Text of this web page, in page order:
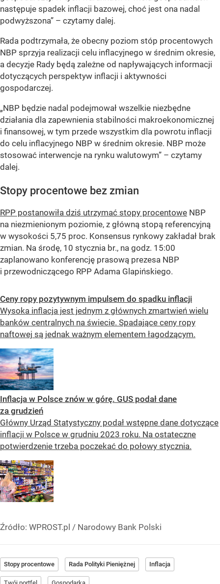
następuje spadek inflacji bazowej, choć jest ona nadal
podwyższona” – czytamy dalej.
Rada podtrzymała, że obecny poziom stóp procentowych
NBP sprzyja realizacji celu inflacyjnego w średnim okresie,
a decyzje Rady będą zależne od napływających informacji
dotyczących perspektyw inflacji i aktywności
gospodarczej.
„NBP będzie nadal podejmował wszelkie niezbędne
działania dla zapewnienia stabilności makroekonomicznej
i finansowej, w tym przede wszystkim dla powrotu inflacji
do celu inflacyjnego NBP w średnim okresie. NBP może
stosować interwencje na rynku walutowym” – czytamy
dalej.
Stopy procentowe bez zmian
RPP postanowiła dziś utrzymać stopy procentowe NBP
na niezmienionym poziomie, z główną stopą referencyjną
w wysokości 5,75 proc. Konsensus rynkowy zakładał brak
zmian. Na środę, 10 stycznia br., na godz. 15:00
zaplanowano konferencję prasową prezesa NBP
i przewodniczącego RPP Adama Glapińskiego.
Ceny ropy pozytywnym impulsem do spadku inflacji
Wysoka inflacja jest jednym z głównych zmartwień wielu
banków centralnych na świecie. Spadające ceny ropy
naftowej są jednak ważnym elementem łagodzącym.
Inflacja w Polsce znów w górę. GUS podał dane
za grudzień
Główny Urząd Statystyczny podał wstępne dane dotyczące
inflacji w Polsce w grudniu 2023 roku. Na ostateczne
potwierdzenie trzeba poczekać do połowy stycznia.
Źródło: WPROST.pl / Narodowy Bank Polski
Stopy procentowe Rada Polityki Pieniężnej Inflacja